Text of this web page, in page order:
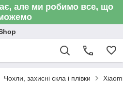
але ми робимо все, що
Чохли, захисні скла і плівки